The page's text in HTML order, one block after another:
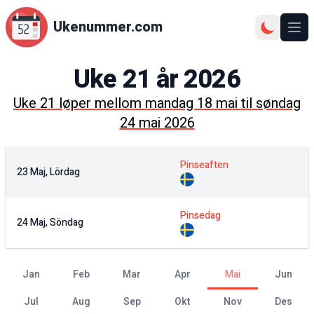
Ukenummer.com
Uke21 år2026
Uke21løper mellommandag 18 maitilsøndag
24 mai 2026
23 Maj, Lördag Pinseaften
24 Maj, Söndag Pinsedag
jan feb mar apr mai
jun
jul
aug sep okt nov des